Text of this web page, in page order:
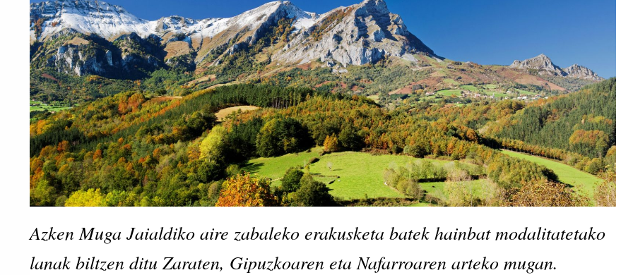
Azken Muga Jaialdiko aire zabaleko erakusketa batek hainbat modalitatetako
lanak biltzen ditu Zaraten, Gipuzkoaren eta Nafarroaren arteko mugan.